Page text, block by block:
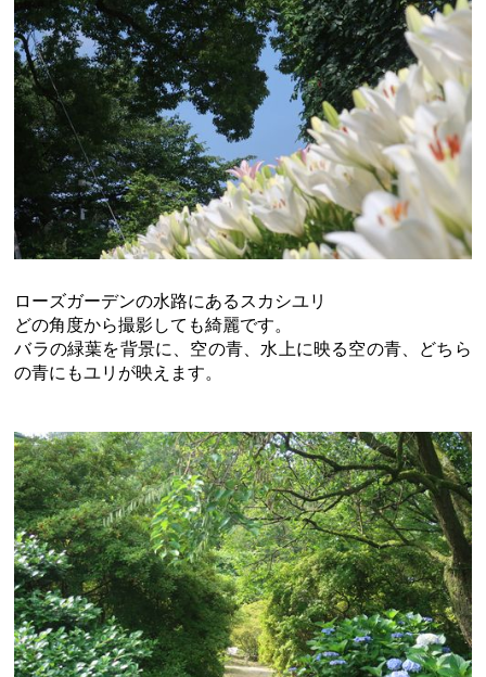
ローズガーデンの水路にあるスカシユリ
どの角度から撮影しても綺麗です。
バラの緑葉を背景に、空の青、水上に映る空の青、どちら
の青にもユリが映えます。